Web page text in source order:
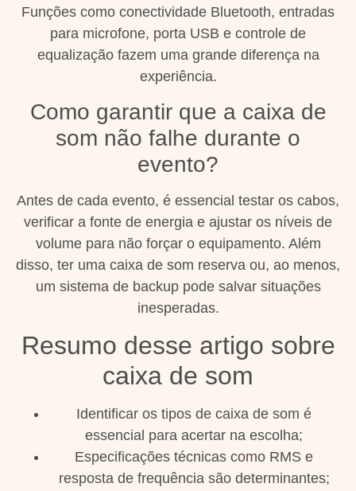
Funções como conectividade Bluetooth, entradas
para microfone, porta USB e controle de
equalização fazem uma grande diferença na
experiência.
Como garantir que a caixa de
som não falhe durante o
evento?
Antes de cada evento, é essencial testar os cabos,
verificar a fonte de energia e ajustar os níveis de
volume para não forçar o equipamento. Além
disso, ter uma caixa de som reserva ou, ao menos,
um sistema de backup pode salvar situações
inesperadas.
Resumo desse artigo sobre
caixa de som
Identificar os tipos de caixa de som é
essencial para acertar na escolha;
Especificações técnicas como RMS e
resposta de frequência são determinantes;